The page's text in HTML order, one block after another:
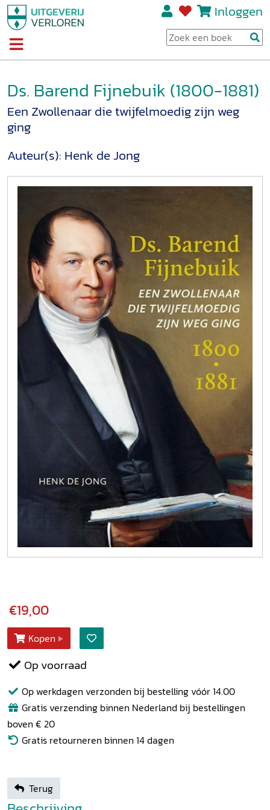
Inloggen
Ds. Barend Fijnebuik (1800-1881)
Een Zwollenaar die twijfelmoedig zijn weg
ging
Auteur(s): Henk de Jong
€19,00
Kopen
Op voorraad
Op werkdagen verzonden bij bestelling vóór 14.00
Gratis verzending binnen Nederland bij bestellingen
boven € 20
Gratis retourneren binnen 14 dagen
Terug